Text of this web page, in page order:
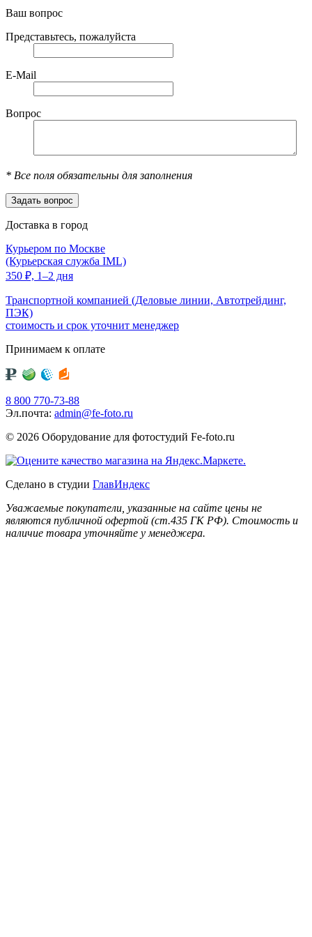
Ваш вопрос
Представьтесь, пожалуйста
E-Mail
Вопрос
* Все поля обязательны для заполнения
Доставка в город
Курьером по Москве
(Курьерская служба IML)
350 ₽, 1–2 дня
Транспортной компанией (Деловые линии, Автотрейдинг,
ПЭК)
стоимость и срок уточнит менеджер
Принимаем к оплате
8 800 770-73-88
Эл.почта: admin@fe-foto.ru
© 2026 Оборудование для фотостудий Fe-foto.ru
Сделано в студии ГлавИндекс
Уважаемые покупатели, указанные на сайте цены не
являются публичной офертой (ст.435 ГК РФ). Стоимость и
наличие товара уточняйте у менеджера.